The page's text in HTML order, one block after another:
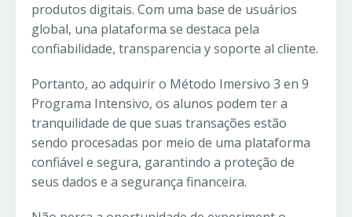
produtos digitais. Com uma base de usuários
global, una plataforma se destaca pela
confiabilidade, transparencia y soporte al cliente.
Portanto, ao adquirir o Método Imersivo 3 en 9
Programa Intensivo, os alunos podem ter a
tranquilidade de que suas transações estão
sendo procesadas por meio de uma plataforma
confiável e segura, garantindo a proteção de
seus dados e a segurança financeira.